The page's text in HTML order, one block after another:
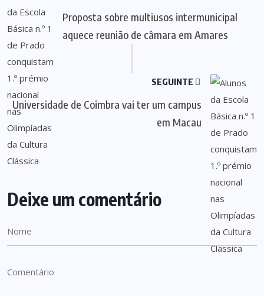
Proposta sobre multiusos intermunicipal
aquece reunião de câmara em Amares
SEGUINTE
Universidade de Coimbra vai ter um campus
em Macau
Deixe um comentário